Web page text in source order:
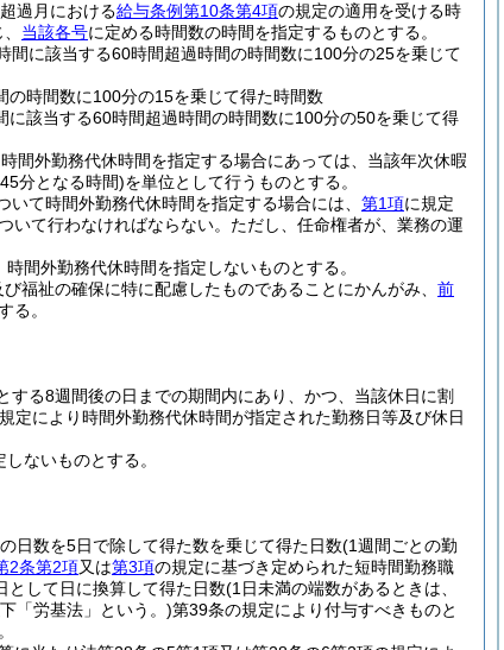
過月における給与条例第10条第4項の規定の適用を受ける時
当該各号に定める時間数の時間を指定するものとする。
間に該当する60時間超過時間の時間数に100分の25を乗じて
時間数に100分の15を乗じて得た時間数
該当する60時間超過時間の時間数に100分の50を乗じて得
間外勤務代休時間を指定する場合にあっては、当該年次休暇
分となる時間)を単位として行うものとする。
て時間外勤務代休時間を指定する場合には、 第1項に規定
て行わなければならない。 ただし、任命権者が、業務の運
間外勤務代休時間を指定しないものとする。
福祉の確保に特に配慮したものであることにかんがみ、 前
る。
る8週間後の日までの期間内にあり、かつ、当該休日に割
定により時間外勤務代休時間が指定された勤務日等及び休日
ないものとする。
日数を5日で除して得た数を乗じて得た日数(1週間ごとの勤
2条第2項又は第3項の規定に基づき定められた短時間勤務職
として日に換算して得た日数(1日未満の端数があるときは、
「労基法」という。)第39条の規定により付与すべきものと